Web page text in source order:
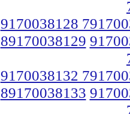
9170038128
89170038129
9170038132
89170038133